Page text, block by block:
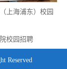
上海浦东）校园
校园招聘
Reserved